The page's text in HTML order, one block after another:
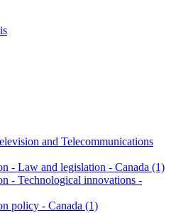
and Telecommunications
- Law and legislation - Canada (1)
- Technological innovations -
policy - Canada (1)